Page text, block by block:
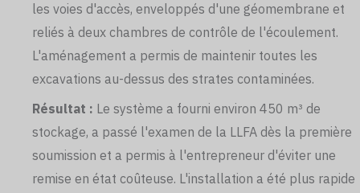
les voies d'accès, enveloppés d'une géomembrane et
reliés à deux chambres de contrôle de l'écoulement.
L'aménagement a permis de maintenir toutes les
excavations au-dessus des strates contaminées.
Résultat : Le système a fourni environ 450 m³ de
stockage, a passé l'examen de la LLFA dès la première
soumission et a permis à l'entrepreneur d'éviter une
remise en état coûteuse. L'installation a été plus rapide